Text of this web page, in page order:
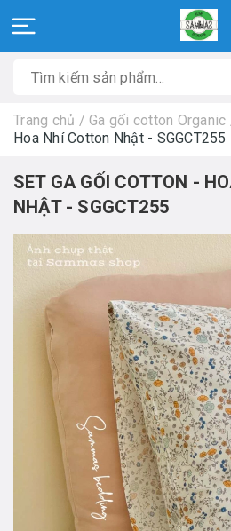
Trang chủ / Ga gối cotton Organic
Hoa Nhí Cotton Nhật - SGGCT255
SET GA GỐI COTTON -
NHẬT - SGGCT255